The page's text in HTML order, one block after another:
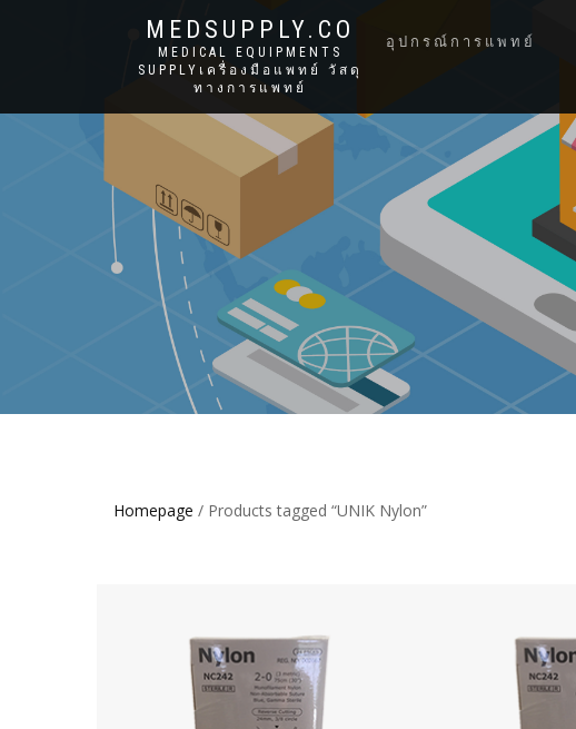
MEDSUPPLY.CO
MEDICAL EQUIPMENTS
SUPPLYเครื่องมือแพทย์ วัสดุ
ทางการแพทย์
อุปกรณ์การแพทย์
Homepage / Products tagged “UNIK Nylon”